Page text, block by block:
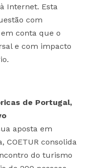
Internet. Esta
com
conta que o
e com impacto
de Portugal,
aposta em
COETUR consolida
do turismo